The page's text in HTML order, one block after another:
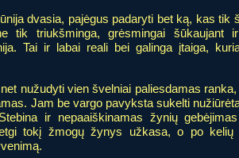
dvasia, pajėgus padaryti bet ką, kas tik
tik triukšminga, grėsmingai šūkaujant
Tai ir labai reali bei galinga įtaiga,
nužudyti vien švelniai paliesdamas
Jam be vargo pavyksta sukelti
ir nepaaiškinamas žynių
tokį žmogų žynys užkasa, o po kelių